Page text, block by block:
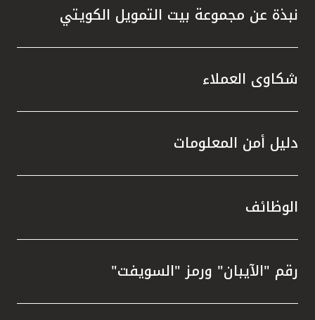
نبذة عن مجموعة بيت التمويل الكويتي
شكاوى العملاء
دليل أمن المعلومات
الوظائف
رقم "الآيبان" ورمز "السويفت"